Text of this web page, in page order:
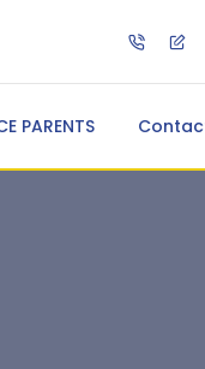
PARENTS